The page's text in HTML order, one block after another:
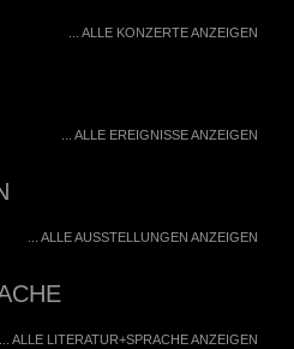
... ALLE KONZERTE ANZEIGEN
... ALLE EREIGNISSE ANZEIGEN
... ALLE AUSSTELLUNGEN ANZEIGEN
... ALLE LITERATUR+SPRACHE ANZEIGEN